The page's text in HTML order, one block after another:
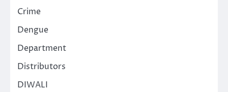
Crime
Dengue
Department
Distributors
DIWALI